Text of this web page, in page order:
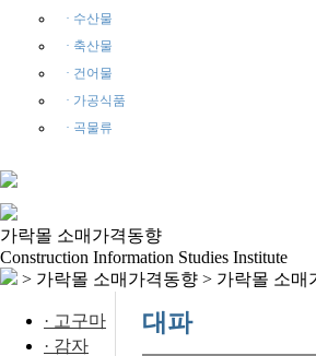
· 수산물
· 축산물
· 건어물
· 가공식품
· 곡물류
가락몰 소매가격동향
Construction Information Studies Institute
> 가락몰 소매가격동향 > 가락몰 소매
· 고구마
· 감자
대파